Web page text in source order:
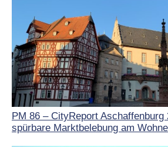
PM 86 – CityReport Aschaffenburg
spürbare Marktbelebung am